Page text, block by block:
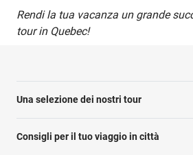
Rendi la tua vacanza un grande
tour in Quebec!
Una selezione dei nostri tour
Consigli per il tuo viaggio in città